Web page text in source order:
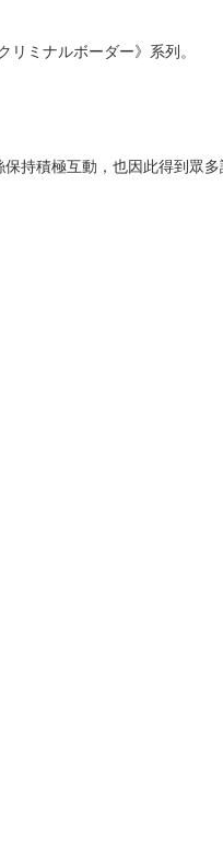
ミナルボーダー》系列。
持積極互動，也因此得到眾